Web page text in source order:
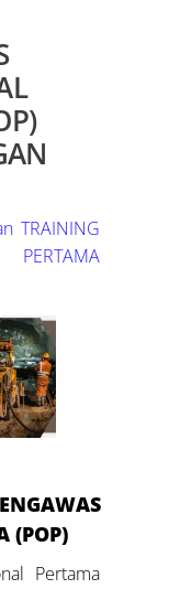
TRAINING
PERTAMA
(POP)
Pertama